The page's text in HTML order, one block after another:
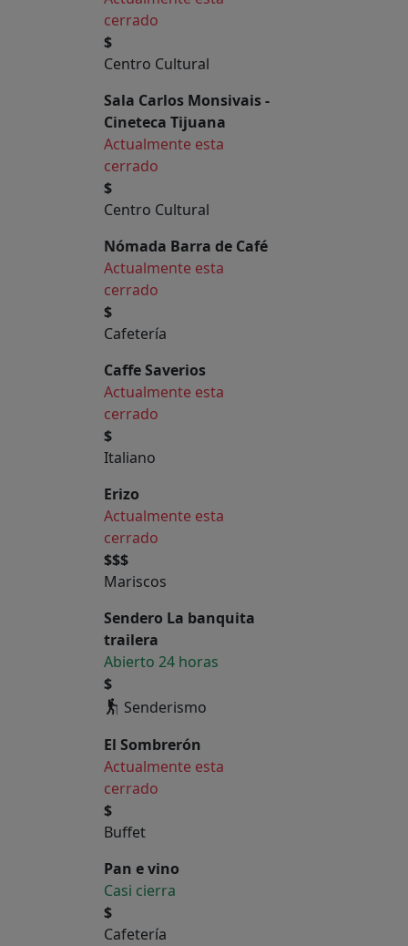
cerrado
$
Centro Cultural
Sala Carlos Monsivais -
Cineteca Tijuana
Actualmente esta
cerrado
$
Centro Cultural
Nómada Barra de Café
Actualmente esta
cerrado
$
Cafetería
Caffe Saverios
Actualmente esta
cerrado
$
Italiano
Erizo
Actualmente esta
cerrado
$$$
Mariscos
Sendero La banquita
trailera
Abierto 24 horas
$
Senderismo
El Sombrerón
Actualmente esta
cerrado
$
Buffet
Pan e vino
Casi cierra
$
Cafetería